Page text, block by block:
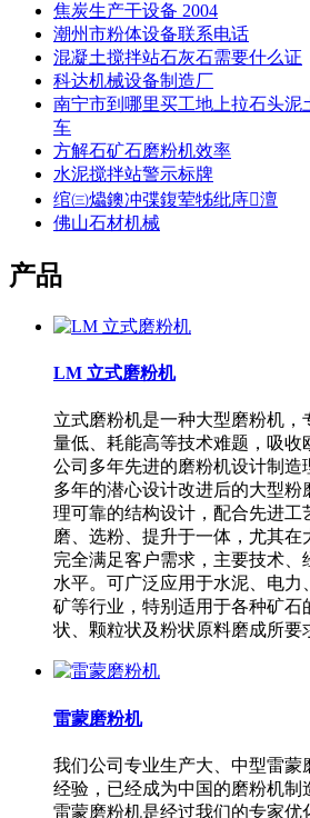
焦炭生产干设备 2004
潮州市粉体设备联系电话
混凝土搅拌站石灰石需要什么证
科达机械设备制造厂
南宁市到哪里买工地上拉石头泥
车
方解石矿石磨粉机效率
水泥搅拌站警示标牌
绾㈢爞鐭冲弽鍑荤牬纰庤澶
佛山石材机械
产品
LM 立式磨粉机
立式磨粉机是一种大型磨粉机，
量低、耗能高等技术难题，吸收
公司多年先进的磨粉机设计制造
多年的潜心设计改进后的大型粉
理可靠的结构设计，配合先进工
磨、选粉、提升于一体，尤其在
完全满足客户需求，主要技术、
水平。可广泛应用于水泥、电力
矿等行业，特别适用于各种矿石
状、颗粒状及粉状原料磨成所要
雷蒙磨粉机
我们公司专业生产大、中型雷蒙
经验，已经成为中国的磨粉机制
雷蒙磨粉机是经过我们的专家优